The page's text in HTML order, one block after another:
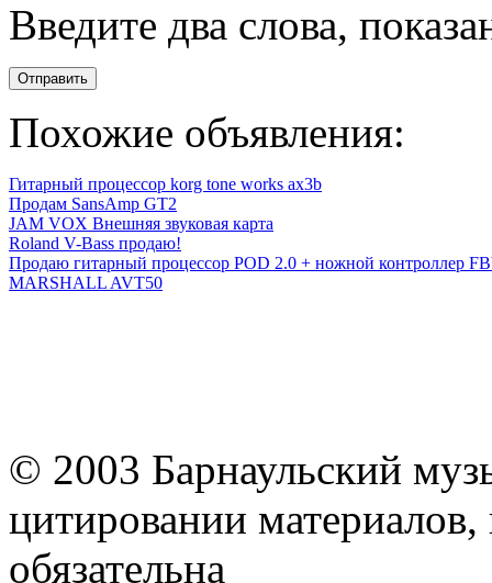
Введите два слова,
Отправить
Похожие объявления:
Гитарный процессор korg tone works ax3b
Продам SansAmp GT2
JAM VOX Внешняя звуковая карта
Roland V-Bass продаю!
Продаю гитарный процессор POD 2.0 + ножной контроллер
MARSHALL AVT50
© 2003 Барнаульский
цитировании
обязательна